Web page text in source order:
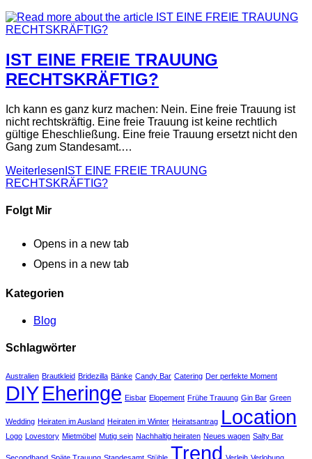
IST EINE FREIE TRAUUNG
RECHTSKRÄFTIG?
Ich kann es ganz kurz machen: Nein. Eine freie Trauung ist
nicht rechtskräftig. Eine freie Trauung ist keine rechtlich
gültige Eheschließung. Eine freie Trauung ersetzt nicht den
Gang zum Standesamt.…
Weiterlesen IST EINE FREIE TRAUUNG
RECHTSKRÄFTIG?
Folgt Mir
Opens in a new tab
Opens in a new tab
Kategorien
Blog
Schlagwörter
Australien Brautkleid Bridezilla Bänke Candy Bar Catering Der perfekte Moment
DIYEheringe Eisbar Elopement Frühe Trauung Gin Bar Green
Wedding Heiraten im Ausland Heiraten im Winter Heiratsantrag Location
Logo Lovestory Mietmöbel Mutig sein Nachhaltig heiraten Neues wagen Salty Bar
Trend